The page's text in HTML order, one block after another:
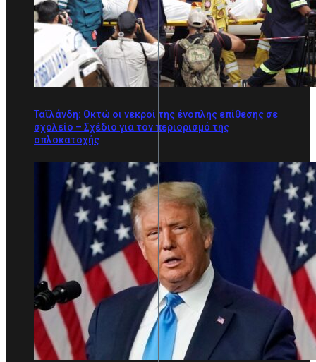
Ταϊλάνδη: Οκτώ οι νεκροί της ένοπλης επίθεσης σε
σχολείο – Σχέδιο για τον περιορισμό της
οπλοκατοχής